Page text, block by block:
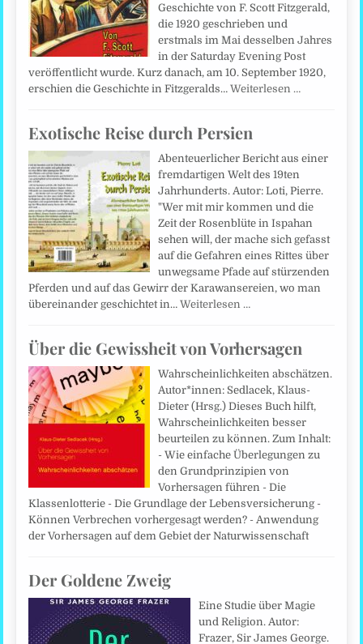
Geschichte von F. Scott Fitzgerald,
die 1920 geschrieben und
erstmals im Mai desselben Jahres
in der Saturday Evening Post
veröffentlicht wurde. Kurz danach, am 10. September 1920,
erschien die Geschichte in Fitzgeralds…Weiterlesen …
Exotische Reise durch Persien
Abenteuerlicher Bericht aus einer
fremdartigen Welt des 19ten
Jahrhunderts. Autor: Loti, Pierre.
"Wer mit mir kommen und die
Zeit der Rosenblüte in Ispahan
sehen will, der mache sich gefasst
auf die Gefahren eines Rittes über
unwegsame Pfade auf stürzenden
Pferden und auf das Gewirr der Karawansereien, wo man
übereinander geschichtet in…Weiterlesen …
Über die Gewissheit von Vorhersagen
Wahrscheinlichkeiten abschätzen.
Autor*innen: Sedlacek, Klaus-
Dieter (Hrsg.) Dieses Buch hilft,
Wahrscheinlichkeiten besser
beurteilen zu können. Zum Inhalt:
- Wie einfache Überlegungen zu
den Grundprinzipien von
Vorhersagen führen - Die
Klassenlotterie - Die Grundlage der Lebens­versicherung -
Können Verbrechen vorhergesagt werden? - Anwendung
der Vorhersagen auf dem Gebiet der Naturwissenschaft
Der Goldene Zweig
Eine Studie über Magie
und Religion. Autor:
Frazer, Sir James George.